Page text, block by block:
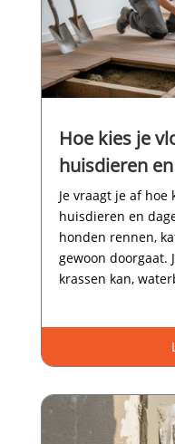
Hoe kies je
huisdieren
Je vraagt je af
huisdieren en
honden rennen,
gewoon doorgaat.​
krassen kan,